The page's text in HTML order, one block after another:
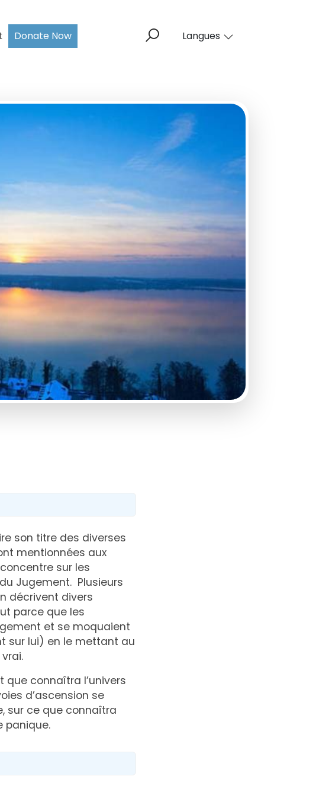
Donate Now Langues
son titre des diverses
mentionnées aux
sur les
Jugement. Plusieurs
décrivent divers
parce que les
et se moquaient
sur lui) en le mettant au
connaîtra l’univers
d’ascension se
sur ce que connaîtra
panique.